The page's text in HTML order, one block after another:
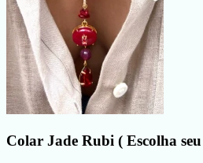
Colar Jade Rubi ( Escolha